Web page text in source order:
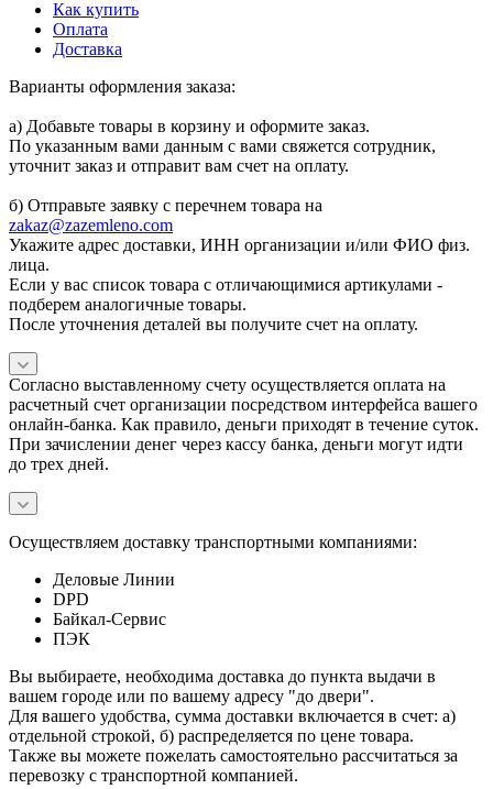
Как купить
Оплата
Доставка
Варианты оформления заказа:
а) Добавьте товары в корзину и оформите заказ.
По указанным вами данным с вами свяжется сотрудник,
уточнит заказ и отправит вам счет на оплату.
б) Отправьте заявку с перечнем товара на
zakaz@zazemleno.com
Укажите адрес доставки, ИНН организации и/или ФИО физ.
лица.
Если у вас список товара с отличающимися артикулами -
подберем аналогичные товары.
После уточнения деталей вы получите счет на оплату.
Согласно выставленному счету осуществляется оплата на
расчетный счет организации посредством интерфейса вашего
онлайн-банка. Как правило, деньги приходят в течение суток.
При зачислении денег через кассу банка, деньги могут идти
до трех дней.
Осуществляем доставку транспортными компаниями:
Деловые Линии
DPD
Байкал-Сервис
ПЭК
Вы выбираете, необходима доставка до пункта выдачи в
вашем городе или по вашему адресу "до двери".
Для вашего удобства, сумма доставки включается в счет: а)
отдельной строкой, б) распределяется по цене товара.
Также вы можете пожелать самостоятельно рассчитаться за
перевозку с транспортной компанией.